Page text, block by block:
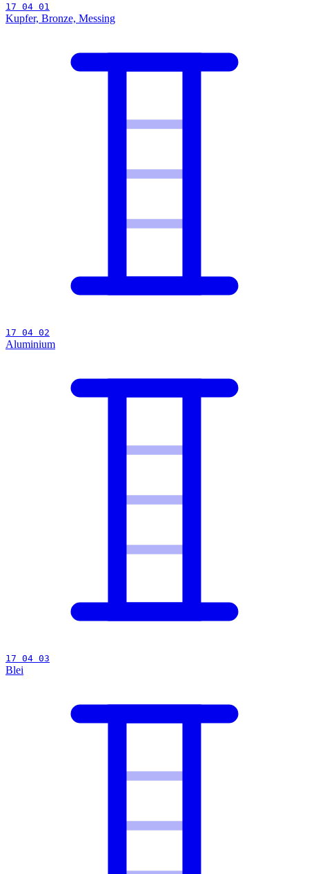
17 04 01
Kupfer, Bronze, Messing
17 04 02
Aluminium
17 04 03
Blei